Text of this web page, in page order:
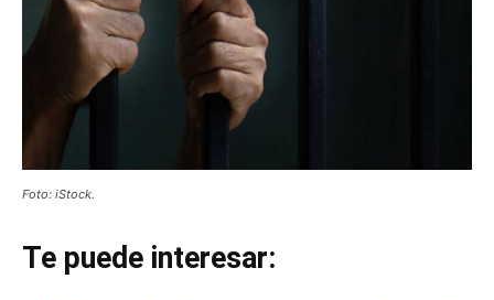
Foto: iStock.
Te puede interesar: